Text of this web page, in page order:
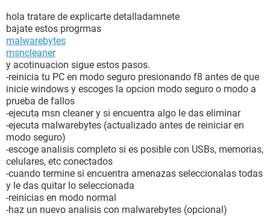
hola tratare de explicarte detalladamnete
bajate estos progrmas
malwarebytes
msncleaner
y acotinuacion sigue estos pasos.
-reinicia tu PC en modo seguro presionando f8 antes de que
inicie windows y escoges la opcion modo seguro o modo a
prueba de fallos
-ejecuta msn cleaner y si encuentra algo le das eliminar
-ejecuta malwarebytes (actualizado antes de reiniciar en
modo seguro)
-escoge analisis completo si es posible con USBs, memorias,
celulares, etc conectados
-cuando termine si encuentra amenazas seleccionalas todas
y le das quitar lo seleccionada
-reinicias en modo normal
-haz un nuevo analisis con malwarebytes (opcional)